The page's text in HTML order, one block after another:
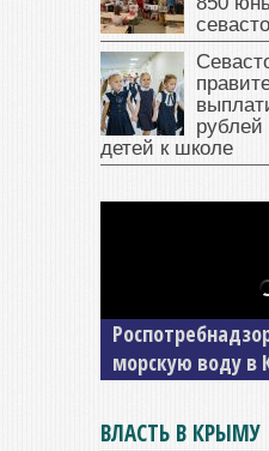
рублей
детей к школе
морскую воду в
В Крыму у
изъяли
накопил долги
ГИБДД
ВЛАСТЬ В КРЫМУ